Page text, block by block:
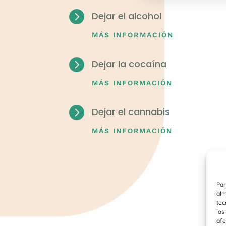
 Dejar el alcohol
MÁS INFORMACIÓN
 Dejar la cocaína
MÁS INFORMACIÓN
 Dejar el cannabis
MÁS INFORMACIÓN